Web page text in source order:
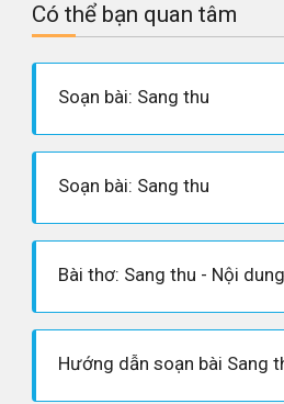
Có thể bạn quan tâm
Soạn bài: Sang thu
Soạn bài: Sang thu
Hướng dẫn soạn bài Sang